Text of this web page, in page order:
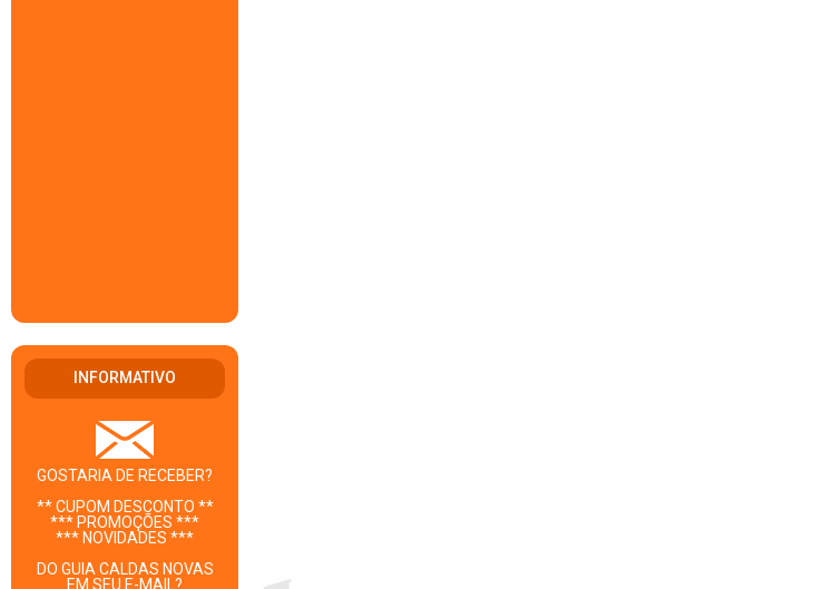
INFORMATIVO
GOSTARIA DE RECEBER?
** CUPOM DESCONTO **
*** PROMOÇÕES ***
*** NOVIDADES ***
DO GUIA CALDAS NOVAS
EM SEU E-MAIL?